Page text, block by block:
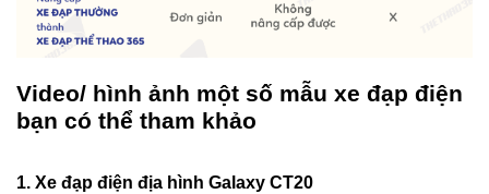
Video/ hình ảnh một số mẫu xe đạp điện
bạn có thể tham khảo
1. Xe đạp điện địa hình Galaxy CT20